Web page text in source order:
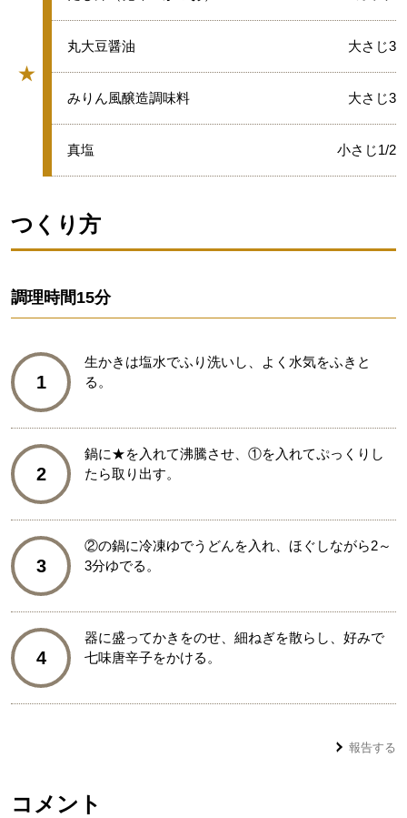
★
グループ
★
丸大豆醤油 大さじ3
★
みりん風醸造調味料 大さじ3
★
真塩 小さじ1/2
つくり方
調理時間15分
1
生かきは塩水でふり洗いし、よく水気をふきと
る。
2
鍋に★を入れて沸騰させ、①を入れてぷっくりし
たら取り出す。
3
②の鍋に冷凍ゆでうどんを入れ、ほぐしながら2～
3分ゆでる。
4
器に盛ってかきをのせ、細ねぎを散らし、好みで
七味唐辛子をかける。
報告する
コメント